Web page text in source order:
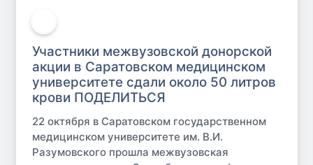
Участники межвузовской донорской
акции в Саратовском медицинском
университете сдали около 50 литров
крови ПОДЕЛИТЬСЯ
22 октября в Саратовском государственном
медицинском университете им. В.И.
Разумовского прошла межвузовская